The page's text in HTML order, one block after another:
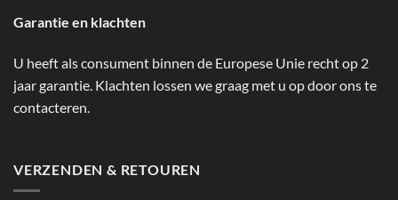
Garantie en klachten
U heeft als consument binnen de Europese Unie recht op 2
jaar garantie. Klachten lossen we graag met u op door ons te
contacteren.
VERZENDEN & RETOUREN